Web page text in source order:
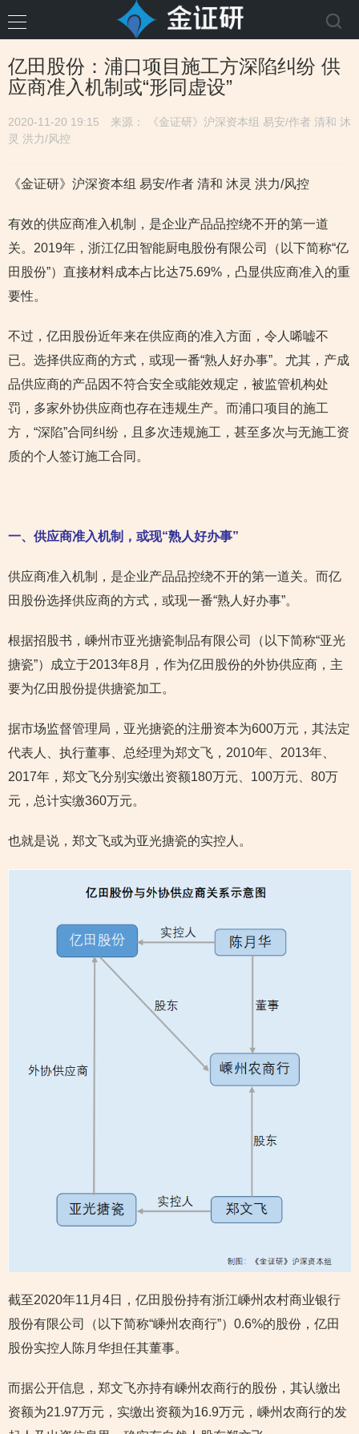
亿田股份：浦口项目施工方深陷纠纷 供
应商准入机制或“形同虚设”
2020-11-20 19:15
来源： 《金证研》沪深资本组 易安/作者 清和 沐
灵 洪力/风控
《金证研》沪深资本组 易安/作者 清和 沐灵 洪力/风控
有效的供应商准入机制，是企业产品品控绕不开的第一道
关。2019年，浙江亿田智能厨电股份有限公司（以下简称“亿
田股份”）直接材料成本占比达75.69%，凸显供应商准入的重
要性。
不过，亿田股份近年来在供应商的准入方面，令人唏嘘不
已。选择供应商的方式，或现一番“熟人好办事”。尤其，产成
品供应商的产品因不符合安全或能效规定，被监管机构处
罚，多家外协供应商也存在违规生产。而浦口项目的施工
方，“深陷”合同纠纷，且多次违规施工，甚至多次与无施工资
质的个人签订施工合同。
一、供应商准入机制，或现“熟人好办事”
供应商准入机制，是企业产品品控绕不开的第一道关。而亿
田股份选择供应商的方式，或现一番“熟人好办事”。
根据招股书，嵊州市亚光搪瓷制品有限公司（以下简称“亚光
搪瓷”）成立于2013年8月，作为亿田股份的外协供应商，主
要为亿田股份提供搪瓷加工。
据市场监督管理局，亚光搪瓷的注册资本为600万元，其法定
代表人、执行董事、总经理为郑文飞，2010年、2013年、
2017年，郑文飞分别实缴出资额180万元、100万元、80万
元，总计实缴360万元。
也就是说，郑文飞或为亚光搪瓷的实控人。
截至2020年11月4日，亿田股份持有浙江嵊州农村商业银行
股份有限公司（以下简称“嵊州农商行”）0.6%的股份，亿田
股份实控人陈月华担任其董事。
而据公开信息，郑文飞亦持有嵊州农商行的股份，其认缴出
资额为21.97万元，实缴出资额为16.9万元，嵊州农商行的发